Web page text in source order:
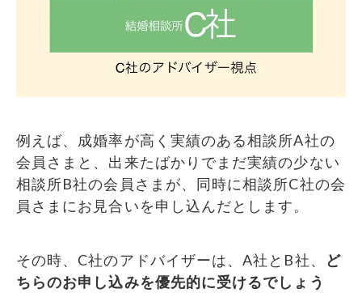
例えば、成婚率が高く実績のある相談所A社の
会員さまと、出来たばかりでまだ実績の少ない
相談所B社の会員さまが、同時に相談所C社の会
員さまにお見合いを申し込んだとします。
その時、C社のアドバイザーは、A社とB社、
ど
ちらのお申し込みを優先的に受けるでしょう